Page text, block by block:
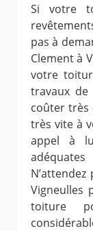
Si votre
pas à
Clement à
votre
travaux
coûter très
très vite à
appel à
Vigneulles
toiture